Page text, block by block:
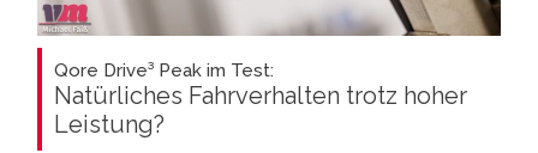
Qore Drive³ Peak im Test:
Natürliches Fahrverhalten trotz hoher
Leistung?